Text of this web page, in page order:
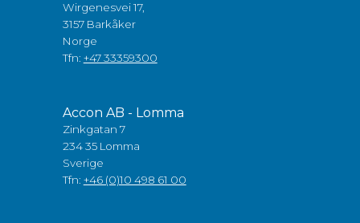
Wirgenesvei 17,
3157 Barkåker
Norge
Tfn: +47 33359300
Accon AB - Lomma
Zinkgatan 7
234 35 Lomma
Sverige
Tfn: +46 (0)10 498 61 00